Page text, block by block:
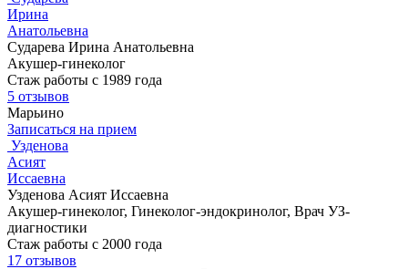
Ирина
Анатольевна
Сударева Ирина Анатольевна
Акушер-гинеколог
Стаж работы с 1989 года
5 отзывов
Марьино
Записаться на прием
Узденова
Асият
Иссаевна
Узденова Асият Иссаевна
Акушер-гинеколог, Гинеколог-эндокринолог, Врач УЗ-
диагностики
Стаж работы с 2000 года
17 отзывов